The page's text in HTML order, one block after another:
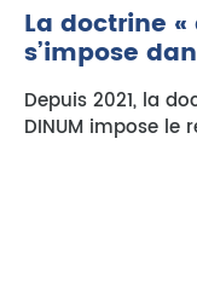
La doctrine
s’impose
Depuis 2021, la
DINUM impose